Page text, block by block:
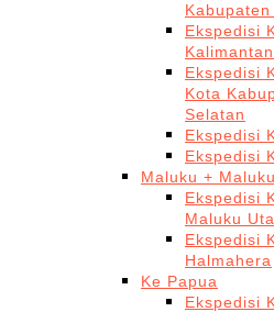
Ekspedisi
Ekspedisi
Kota
Selatan
Ekspedisi
Ekspedisi
Maluku +
Ekspedisi
Maluku
Ekspedisi
Halmahera
Ke Papua
Ekspedisi